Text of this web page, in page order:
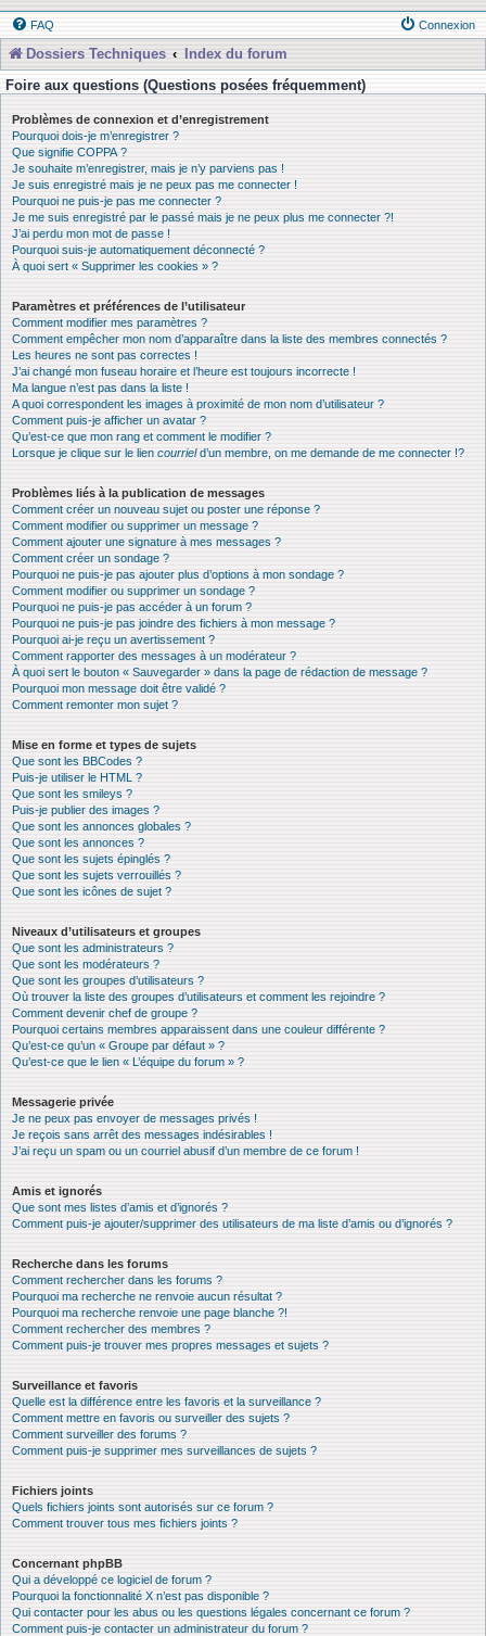
FAQ Connexion
Dossiers Techniques
Index du forum
Foire aux questions (Questions posées fréquemment)
Problèmes de connexion et d’enregistrement
Pourquoi dois-je m’enregistrer ?
Que signifie COPPA ?
Je souhaite m’enregistrer, mais je n’y parviens pas !
Je suis enregistré mais je ne peux pas me connecter !
Pourquoi ne puis-je pas me connecter ?
Je me suis enregistré par le passé mais je ne peux plus me connecter ?!
J’ai perdu mon mot de passe !
Pourquoi suis-je automatiquement déconnecté ?
À quoi sert « Supprimer les cookies » ?
Paramètres et préférences de l’utilisateur
Comment modifier mes paramètres ?
Comment empêcher mon nom d’apparaître dans la liste des membres connectés ?
Les heures ne sont pas correctes !
J’ai changé mon fuseau horaire et l’heure est toujours incorrecte !
Ma langue n’est pas dans la liste !
A quoi correspondent les images à proximité de mon nom d’utilisateur ?
Comment puis-je afficher un avatar ?
Qu’est-ce que mon rang et comment le modifier ?
Lorsque je clique sur le lien courrield’un membre, on me demande de me connecter !?
Problèmes liés à la publication de messages
Comment créer un nouveau sujet ou poster une réponse ?
Comment modifier ou supprimer un message ?
Comment ajouter une signature à mes messages ?
Comment créer un sondage ?
Pourquoi ne puis-je pas ajouter plus d’options à mon sondage ?
Comment modifier ou supprimer un sondage ?
Pourquoi ne puis-je pas accéder à un forum ?
Pourquoi ne puis-je pas joindre des fichiers à mon message ?
Pourquoi ai-je reçu un avertissement ?
Comment rapporter des messages à un modérateur ?
À quoi sert le bouton « Sauvegarder » dans la page de rédaction de message ?
Pourquoi mon message doit être validé ?
Comment remonter mon sujet ?
Mise en forme et types de sujets
Que sont les BBCodes ?
Puis-je utiliser le HTML ?
Que sont les smileys ?
Puis-je publier des images ?
Que sont les annonces globales ?
Que sont les annonces ?
Que sont les sujets épinglés ?
Que sont les sujets verrouillés ?
Que sont les icônes de sujet ?
Niveaux d’utilisateurs et groupes
Que sont les administrateurs ?
Que sont les modérateurs ?
Que sont les groupes d’utilisateurs ?
Où trouver la liste des groupes d’utilisateurs et comment les rejoindre ?
Comment devenir chef de groupe ?
Pourquoi certains membres apparaissent dans une couleur différente ?
Qu’est-ce qu’un « Groupe par défaut » ?
Qu’est-ce que le lien « L’équipe du forum » ?
Messagerie privée
Je ne peux pas envoyer de messages privés !
Je reçois sans arrêt des messages indésirables !
J’ai reçu un spam ou un courriel abusif d’un membre de ce forum !
Amis et ignorés
Que sont mes listes d’amis et d’ignorés ?
Comment puis-je ajouter/supprimer des utilisateurs de ma liste d’amis ou d’ignorés ?
Recherche dans les forums
Comment rechercher dans les forums ?
Pourquoi ma recherche ne renvoie aucun résultat ?
Pourquoi ma recherche renvoie une page blanche ?!
Comment rechercher des membres ?
Comment puis-je trouver mes propres messages et sujets ?
Surveillance et favoris
Quelle est la différence entre les favoris et la surveillance ?
Comment mettre en favoris ou surveiller des sujets ?
Comment surveiller des forums ?
Comment puis-je supprimer mes surveillances de sujets ?
Fichiers joints
Quels fichiers joints sont autorisés sur ce forum ?
Comment trouver tous mes fichiers joints ?
Concernant phpBB
Qui a développé ce logiciel de forum ?
Pourquoi la fonctionnalité X n’est pas disponible ?
Qui contacter pour les abus ou les questions légales concernant ce forum ?
Comment puis-je contacter un administrateur du forum ?